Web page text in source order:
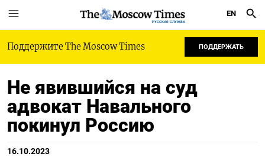
РУССКАЯ СЛУЖБА
EN
Поддержите The Moscow Times ПОДДЕРЖАТЬ
Не явившийся на суд
адвокат Навального
покинул Россию
16.10.2023